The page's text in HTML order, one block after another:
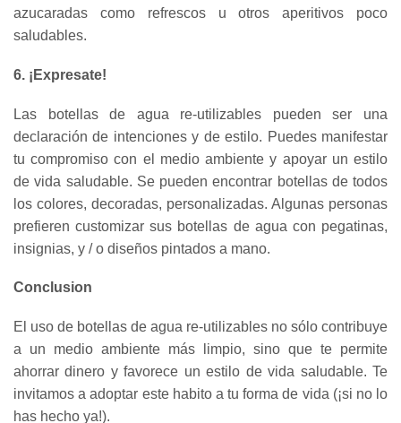
azucaradas como refrescos u otros aperitivos poco
saludables.
6. ¡Expresate!
Las botellas de agua re-utilizables pueden ser una
declaración de intenciones y de estilo. Puedes manifestar
tu compromiso con el medio ambiente y apoyar un estilo
de vida saludable. Se pueden encontrar botellas de todos
los colores, decoradas, personalizadas. Algunas personas
prefieren customizar sus botellas de agua con pegatinas,
insignias, y / o diseños pintados a mano.
Conclusion
El uso de botellas de agua re-utilizables no sólo contribuye
a un medio ambiente más limpio, sino que te permite
ahorrar dinero y favorece un estilo de vida saludable. Te
invitamos a adoptar este habito a tu forma de vida (¡si no lo
has hecho ya!).